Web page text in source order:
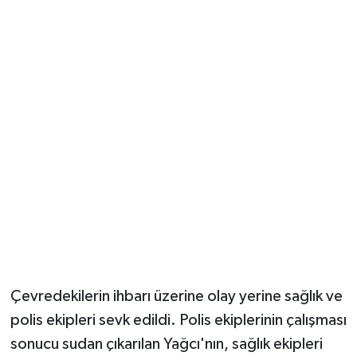
Çevredekilerin ihbarı üzerine olay yerine sağlık ve
polis ekipleri sevk edildi. Polis ekiplerinin çalışması
sonucu sudan çıkarılan Yağcı'nın, sağlık ekipleri